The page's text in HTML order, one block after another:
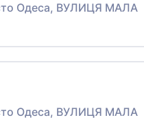
Одеса, ВУЛИЦЯ МАЛА
Одеса, ВУЛИЦЯ МАЛА